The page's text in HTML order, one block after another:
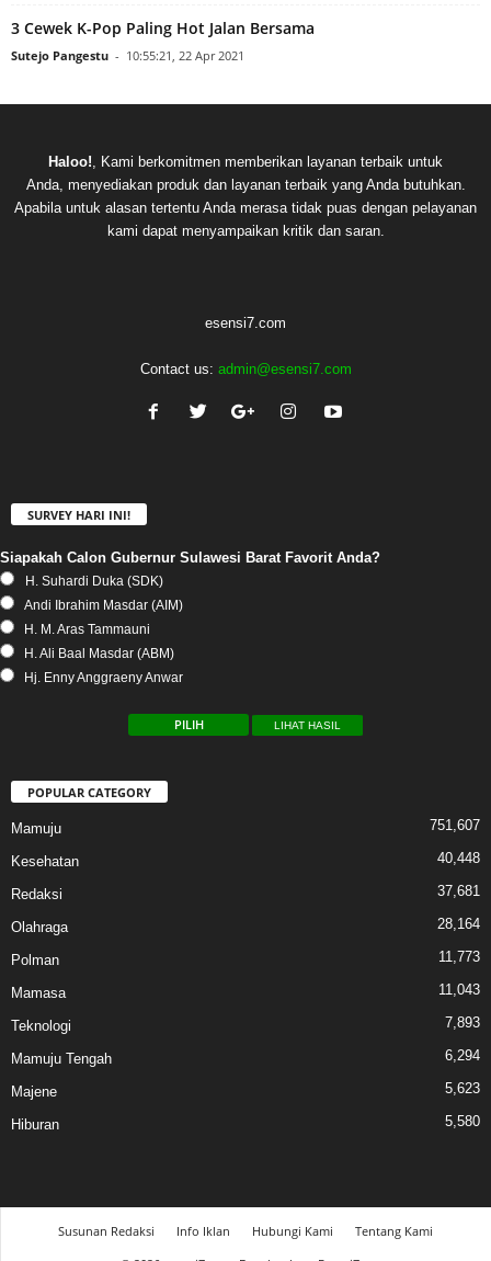
3 Cewek K-Pop Paling Hot Jalan Bersama
Sutejo Pangestu - 10:55:21, 22 Apr 2021
Haloo! , Kami berkomitmen memberikan layanan terbaik untuk
Anda, menyediakan produk dan layanan terbaik yang Anda butuhkan.
Apabila untuk alasan tertentu Anda merasa tidak puas dengan pelayanan
kami dapat menyampaikan kritik dan saran.
esensi7.com
Contact us: admin@esensi7.com
SURVEY HARI INI!
Siapakah Calon Gubernur Sulawesi Barat Favorit Anda?
H. Suhardi Duka (SDK)
Andi Ibrahim Masdar (AIM)
H. M. Aras Tammauni
H. Ali Baal Masdar (ABM)
Hj. Enny Anggraeny Anwar
LIHAT HASIL
POPULAR CATEGORY
Mamuju 751,607
Kesehatan 40,448
Redaksi 37,681
Olahraga 28,164
Polman 11,773
Mamasa 11,043
Teknologi 7,893
Mamuju Tengah 6,294
Majene 5,623
Hiburan 5,580
Susunan Redaksi Info Iklan Hubungi Kami
Tentang Kami